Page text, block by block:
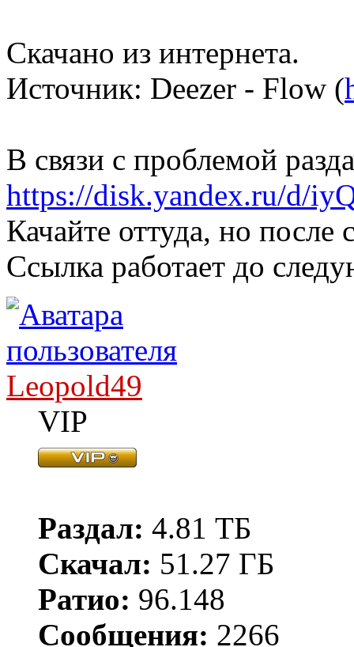
Скачано из интернета.
Источник: Deezer - Flow (
В связи с проблемой
https://disk.yandex.ru/d/
Качайте оттуда, но после
Ссылка работает до
Leopold49
VIP
Раздал: 4.81 ТБ
Скачал: 51.27 ГБ
Ратио: 96.148
Сообщения: 2266